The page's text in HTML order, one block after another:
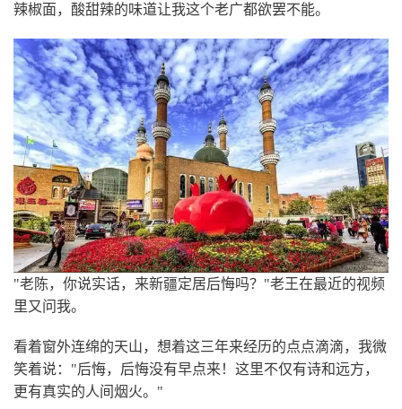
辣椒面，酸甜辣的味道让我这个老广都欲罢不能。
"老陈，你说实话，来新疆定居后悔吗？"老王在最近的视频
里又问我。
看着窗外连绵的天山，想着这三年来经历的点点滴滴，我微
笑着说："后悔，后悔没有早点来！这里不仅有诗和远方，
更有真实的人间烟火。"